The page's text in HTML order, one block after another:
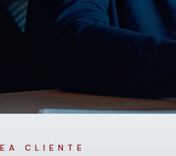
CLIENTE